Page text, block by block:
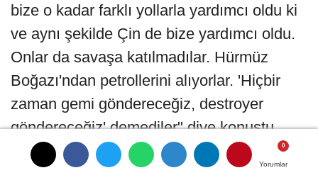
Yorumlar
Yorumlar
Yorumlar
bize o kadar farklı yollarla yardımcı oldu ki
ve aynı şekilde Çin de bize yardımcı oldu.
Onlar da savaşa katılmadılar. Hürmüz
Boğazı'ndan petrollerini alıyorlar. 'Hiçbir
zaman gemi göndereceğiz, destroyer
göndereceğiz' demediler" diye konuştu.
Trump, basın toplantısının ardından Ankara